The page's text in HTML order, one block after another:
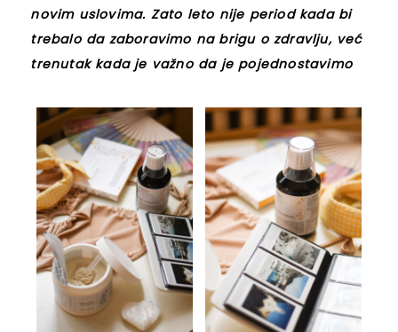
novim uslovima. Zato leto nije period kada bi
trebalo da zaboravimo na brigu o zdravlju, već
trenutak kada je važno da je pojednostavimo